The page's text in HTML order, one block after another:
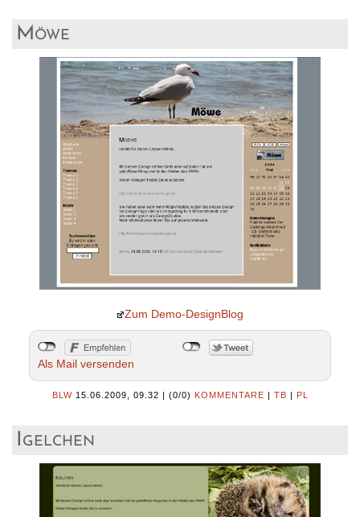
Möwe
Zum Demo-DesignBlog
Als Mail versenden
BLW 15.06.2009, 09.32 | (0/0) KOMMENTARE | TB | PL
Igelchen